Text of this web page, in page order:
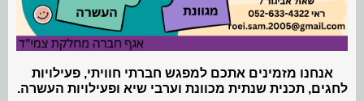
אנחנו מזמינים אתכם למפגש חברתי חוויתי, פעילויות
לחגים, תכנית שנתית מכוונת וערבי שיא ופעילויות העשרה.